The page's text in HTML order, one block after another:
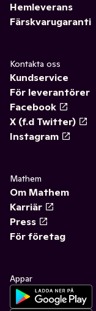
Hemleverans
Färskvarugaranti
Kontakta oss
Kundservice
För leverantörer
Facebook
X (f.d Twitter)
Instagram
Mathem
Om Mathem
Karriär
Press
För företag
Appar